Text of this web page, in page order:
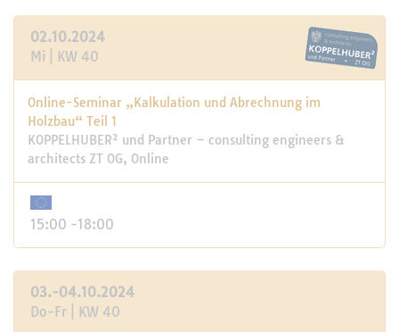
02.10.2024
Mi | KW 40
Online-Seminar „Kalkulation und Abrechnung im
Holzbau“ Teil 1
KOPPELHUBER² und Partner – consulting engineers &
architects ZT OG, Online
15:00 -18:00
03.-04.10.2024
Do-Fr | KW 40